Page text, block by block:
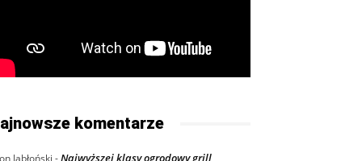
komentarze
Jabłoński -Najwyższej klasy ogrodowy grill